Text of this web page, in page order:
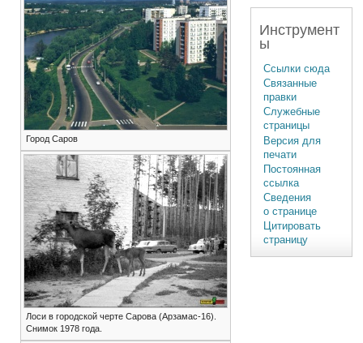
Город Саров
Лоси в городской черте Сарова (Арзамас-16).
Снимок 1978 года.
Инструмент
ы
Ссылки сюда
Связанные
правки
Служебные
страницы
Версия для
печати
Постоянная
ссылка
Сведения
о странице
Цитировать
страницу